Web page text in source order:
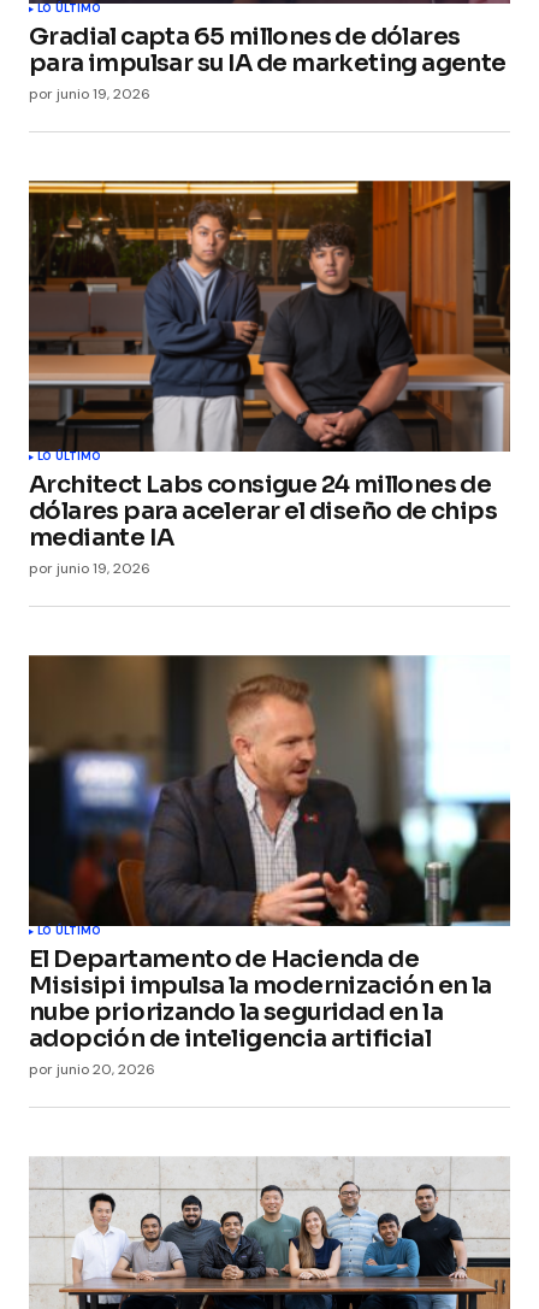
LO ÚLTIMO
Gradial capta 65 millones de dólares
para impulsar su IA de marketing agente
por junio 19, 2026
LO ÚLTIMO
Architect Labs consigue 24 millones de
dólares para acelerar el diseño de chips
mediante IA
por junio 19, 2026
LO ÚLTIMO
El Departamento de Hacienda de
Misisipi impulsa la modernización en la
nube priorizando la seguridad en la
adopción de inteligencia artificial
por junio 20, 2026